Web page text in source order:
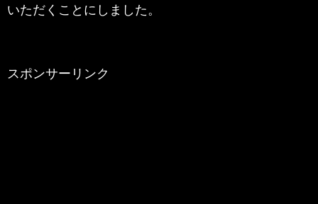
いただくことにしました。
スポンサーリンク